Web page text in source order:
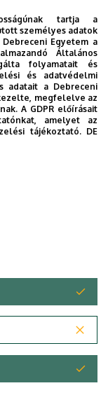
tartja a
személyes adatok
Egyetem a
Általános
folyamatait és
és adatvédelmi
adatait a Debreceni
megfelelve az
A GDPR előírásait
amelyet az
tájékoztató. DE